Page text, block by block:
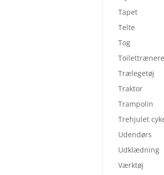
Tapet
Telte
Tog
Trælegetøj
Traktor
Trampolin
Trehjulet
Udendørs
Udklædning
Værktøj